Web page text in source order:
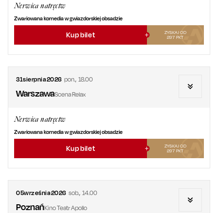
Nerwica natręctw
Zwariowana komedia w gwiazdorskiej obsadzie
Kup bilet
ZYSKAJ OD
297 PKT
31sierpnia2026 pon., 18.00
WarszawaScena Relax
Nerwica natręctw
Zwariowana komedia w gwiazdorskiej obsadzie
Kup bilet
ZYSKAJ OD
297 PKT
05września2026 sob., 14.00
PoznańKino Teatr Apollo